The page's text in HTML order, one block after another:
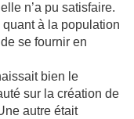
n’a pu satisfaire.
à la population
se fournir en
bien le
sur la création de
autre était